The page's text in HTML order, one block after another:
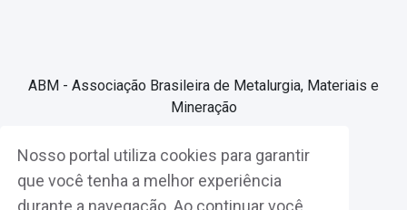
Nosso portal utiliza cookies para garantir
que você tenha a melhor experiência
durante a navegação. Ao continuar você
ABM - Associação Brasileira de Metalurgia, Materiais e
Mineração
Associe-se